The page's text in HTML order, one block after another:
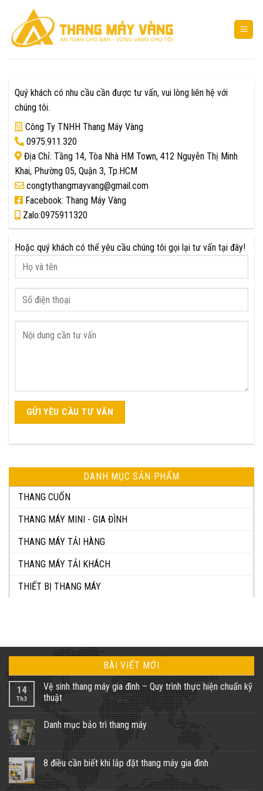
dung
Quý khách có nhu cầu cần được tư vấn, vui lòng liên hệ với
chúng tôi.
Công Ty TNHH Thang Máy Vàng
0975.911.320
Địa Chỉ: Tầng 14, Tòa Nhà HM Town, 412 Nguyễn Thị Minh
Khai, Phường 05, Quận 3, Tp.HCM
congtythangmayvang@gmail.com
Facebook: Thang Máy Vàng
Zalo:0975911320
Hoặc quý khách có thể yêu cầu chúng tôi gọi lại tư vấn tại đây!
DANH MỤC SẢN PHẨM
THANG CUỐN
THANG MÁY MINI - GIA ĐÌNH
THANG MÁY TẢI HÀNG
THANG MÁY TẢI KHÁCH
THIẾT BỊ THANG MÁY
BÀI VIẾT MỚI
14
Th3
Vệ sinh thang máy gia đình – Quy trình thực hiện chuẩn kỹ
thuật
Không
bình
thang
máy
gia
đình
Danh mục bảo trì thang máy
luận
ở
Danh
mục
8 điều cần biết khi lắp đặt thang máy gia đình
Không
có